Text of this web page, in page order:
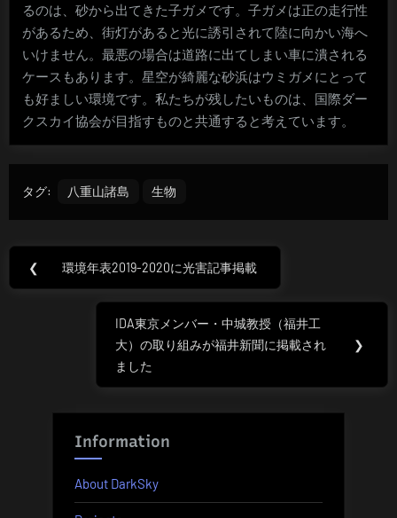
るのは、砂から出てきた子ガメです。子ガメは正の走行性
があるため、街灯があると光に誘引されて陸に向かい海へ
いけません。最悪の場合は道路に出てしまい車に潰される
ケースもあります。星空が綺麗な砂浜はウミガメにとって
も好ましい環境です。私たちが残したいものは、国際ダー
クスカイ協会が目指すものと共通すると考えています。
タグ: 八重山諸島 生物
投
稿
❮
Previous
環境年表2019-2020に光害記事掲載
Next
Post:
IDA東京メンバー・中城教授（福井工
大）の取り組みが福井新聞に掲載され
ました
❯
Information
About DarkSky